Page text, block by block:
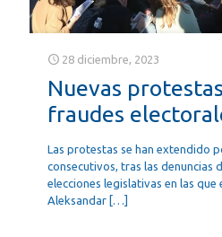
28 diciembre, 2023
Nuevas
fraudes
Las protestas se han extendido
consecutivos, tras las denuncias
elecciones legislativas en las
Aleksandar […]